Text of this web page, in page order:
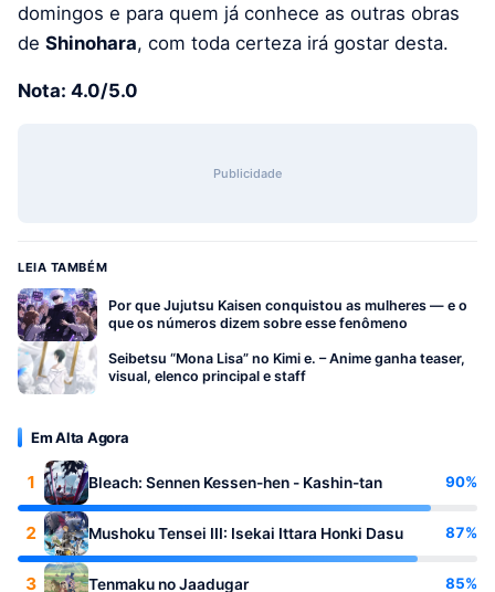
domingos e para quem já conhece as outras obras
de Shinohara, com toda certeza irá gostar desta.
Nota: 4.0/5.0
Publicidade
LEIA TAMBÉM
Por que Jujutsu Kaisen conquistou as mulheres — e o
que os números dizem sobre esse fenômeno
Seibetsu “Mona Lisa” no Kimi e. – Anime ganha teaser,
visual, elenco principal e staff
Em Alta Agora
1 Bleach: Sennen Kessen-hen - Kashin-tan 90%
2 Mushoku Tensei III: Isekai Ittara Honki Dasu 87%
3 Tenmaku no Jaadugar 85%